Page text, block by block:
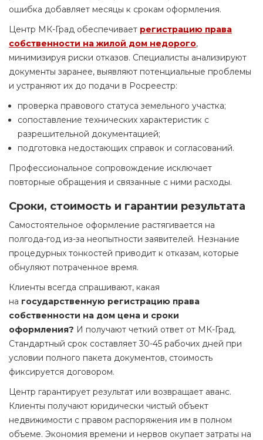
ошибка добавляет месяцы к срокам оформления.
Центр МК-Град обеспечивает регистрацию права
собственности на жилой дом недорого,
минимизируя риски отказов. Специалисты анализируют
документы заранее, выявляют потенциальные проблемы
и устраняют их до подачи в Росреестр:
проверка правового статуса земельного участка;
сопоставление технических характеристик с
разрешительной документацией;
подготовка недостающих справок и согласований.
Профессиональное сопровождение исключает
повторные обращения и связанные с ними расходы.
Сроки, стоимость и гарантии результата
Самостоятельное оформление растягивается на
полгода-год из-за неопытности заявителей. Незнание
процедурных тонкостей приводит к отказам, которые
обнуляют потраченное время.
Клиенты всегда спрашивают, какая
на государственную регистрацию права
собственности на дом цена и сроки
оформления? И получают четкий ответ от МК-Град.
Стандартный срок составляет 30-45 рабочих дней при
условии полного пакета документов, стоимость
фиксируется договором.
Центр гарантирует результат или возвращает аванс.
Клиенты получают юридически чистый объект
недвижимости с правом распоряжения им в полном
объеме. Экономия времени и нервов окупает затраты на